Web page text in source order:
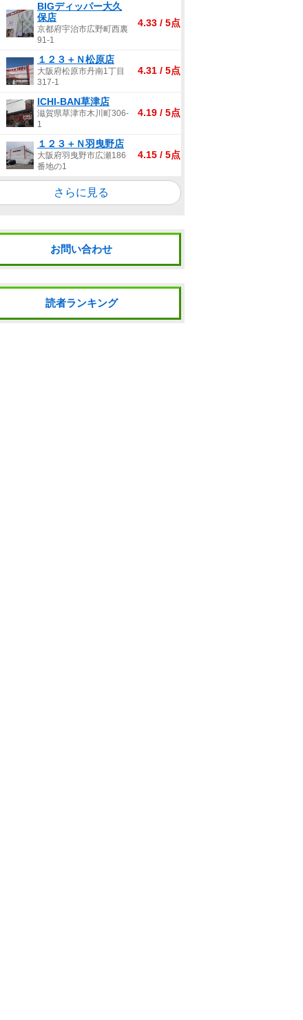
BIGディッパー大久
保店
京都府宇治市広野町西裏
91-1
4.33 / 5点
１２３＋Ｎ松原店
大阪府松原市丹南1丁目
317-1
4.31 / 5点
ICHI-BAN草津店
滋賀県草津市木川町306-
1
4.19 / 5点
１２３＋Ｎ羽曳野店
大阪府羽曳野市広瀬186
番地の1
4.15 / 5点
さらに見る
お問い合わせ
読者ランキング